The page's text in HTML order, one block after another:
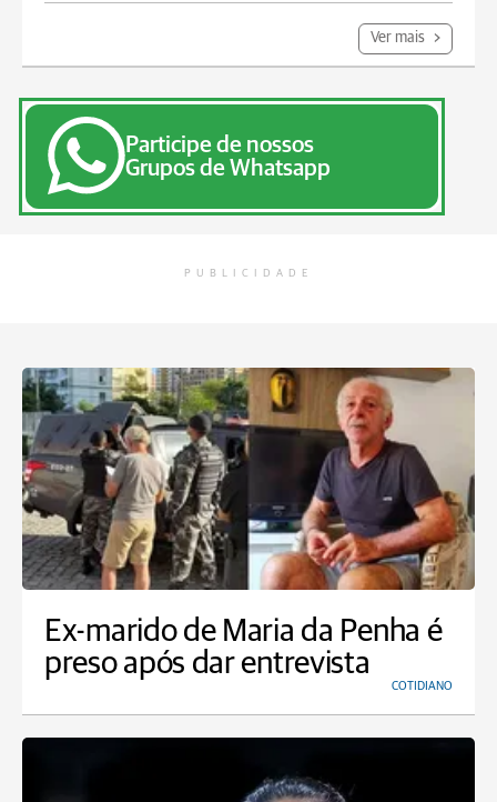
Ver mais
Participe de nossos
Grupos de Whatsapp
PUBLICIDADE
Ex-marido de Maria da Penha é
preso após dar entrevista
COTIDIANO